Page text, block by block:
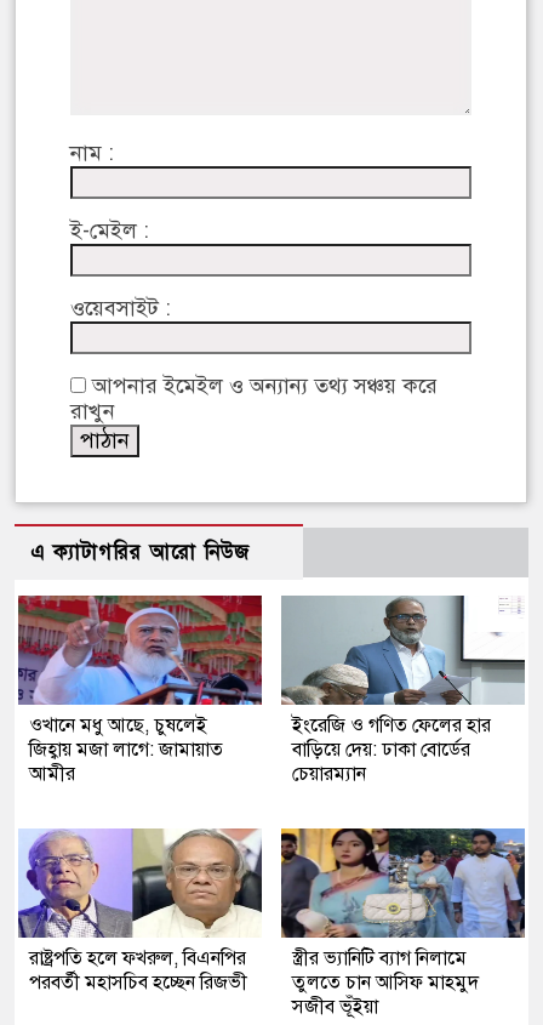
নাম :
ই-মেইল :
ওয়েবসাইট :
আপনার ইমেইল ও অন্যান্য তথ্য সঞ্চয় করে
রাখুন
এ ক্যাটাগরির আরো নিউজ
ওখানে মধু আছে, চুষলেই
জিহ্বায় মজা লাগে: জামায়াত
আমীর
ইংরেজি ও গণিত ফেলের হার
বাড়িয়ে দেয়: ঢাকা বোর্ডের
চেয়ারম্যান
রাষ্ট্রপতি হলে ফখরুল, বিএনপির
পরবর্তী মহাসচিব হচ্ছেন রিজভী
স্ত্রীর ভ্যানিটি ব্যাগ নিলামে
তুলতে চান আসিফ মাহমুদ
সজীব ভূঁইয়া